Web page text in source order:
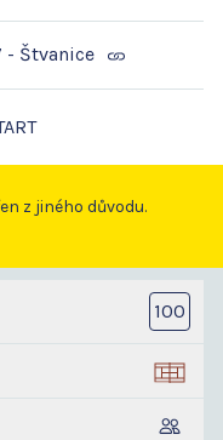
- Štvanice
z jiného důvodu.
100